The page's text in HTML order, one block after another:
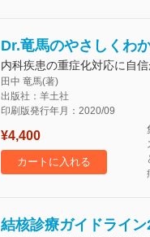
Dr.竜馬のやさしく
内科疾患の重症化対応に自信
田中 竜馬(著)
出版社：羊土社
印刷版発行年月：2020/09
¥4,400
カートに入れる
結核診療ガイドライン